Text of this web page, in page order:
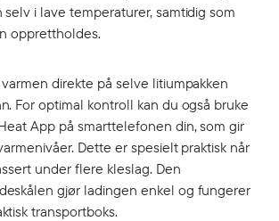
selv i lave temperaturer, samtidig som
opprettholdes.
direkte på selve litiumpakken
For optimal kontroll kan du også bruke
App på smarttelefonen din, som gir
Dette er spesielt praktisk når
under flere kleslag. Den
gjør ladingen enkel og fungerer
transportboks.